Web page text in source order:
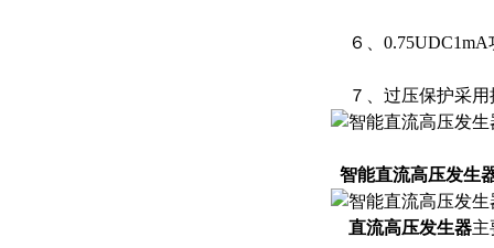
６、0.75UDC1mA
７、过压保护采用
智能直流高压发生
直流高压发生器主